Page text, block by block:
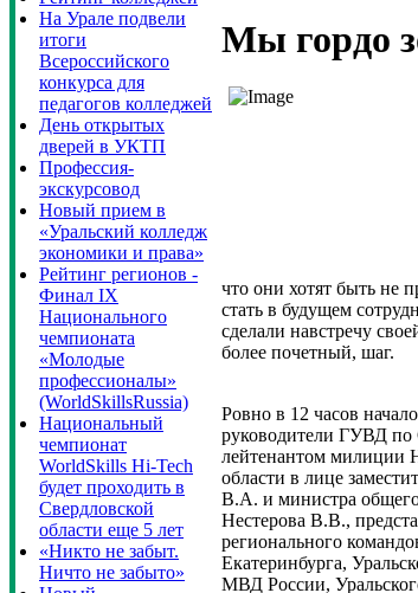
На Урале подвели
итоги
Всероссийского
конкурса для
педагогов колледжей
День открытых
дверей в УКТП
Профессия-
экскурсовод
Новый прием в
«Уральский колледж
экономики и права»
Рейтинг регионов -
Финал IX
Национального
чемпионата
«Молодые
профессионалы»
(WorldSkillsRussia)
Национальный
чемпионат
WorldSkills Hi-Tech
будет проходить в
Свердловской
области еще 5 лет
«Никто не забыт.
Ничто не забыто»
Мы гордо
что они хотят быть не
стать в будущем
сделали навстречу
более почетный, шаг.
Ровно в 12 часов
руководители ГУВД по
лейтенантом милиции
области в лице
В.А. и министра общего
Нестерова В.В.,
регионального
Екатеринбурга,
МВД России,